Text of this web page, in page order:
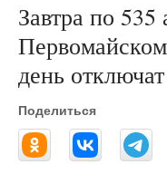
Завтра по 535
день
Поделиться